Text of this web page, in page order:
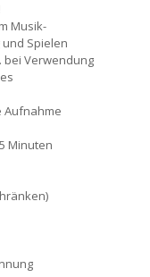
Musik-
und Spielen
bei Verwendung
Aufnahme
Minuten